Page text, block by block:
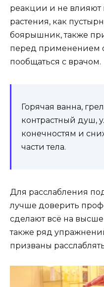
реакции и не влияют
растения, как
боярышник, также
перед применением
пообщаться с врачом.
Горячая ванна,
контрастный душ,
конечностям и
части тела.
Для расслабления
лучше доверить
сделают всё на
также ряд
призваны